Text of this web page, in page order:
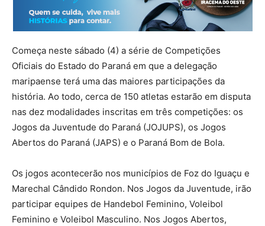
Começa neste sábado (4) a série de Competições
Oficiais do Estado do Paraná em que a delegação
maripaense terá uma das maiores participações da
história. Ao todo, cerca de 150 atletas estarão em disputa
nas dez modalidades inscritas em três competições: os
Jogos da Juventude do Paraná (JOJUPS), os Jogos
Abertos do Paraná (JAPS) e o Paraná Bom de Bola.
Os jogos acontecerão nos municípios de Foz do Iguaçu e
Marechal Cândido Rondon. Nos Jogos da Juventude, irão
participar equipes de Handebol Feminino, Voleibol
Feminino e Voleibol Masculino. Nos Jogos Abertos,